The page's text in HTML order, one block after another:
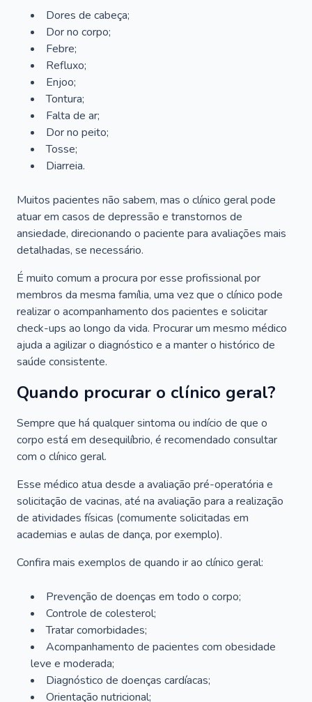
Dores de cabeça;
Dor no corpo;
Febre;
Refluxo;
Enjoo;
Tontura;
Falta de ar;
Dor no peito;
Tosse;
Diarreia.
Muitos pacientes não sabem, mas o clínico geral pode
atuar em casos de depressão e transtornos de
ansiedade, direcionando o paciente para avaliações mais
detalhadas, se necessário.
É muito comum a procura por esse profissional por
membros da mesma família, uma vez que o clínico pode
realizar o acompanhamento dos pacientes e solicitar
check-ups ao longo da vida. Procurar um mesmo médico
ajuda a agilizar o diagnóstico e a manter o histórico de
saúde consistente.
Quando procurar o clínico geral?
Sempre que há qualquer sintoma ou indício de que o
corpo está em desequilíbrio, é recomendado consultar
com o clínico geral.
Esse médico atua desde a avaliação pré-operatória e
solicitação de vacinas, até na avaliação para a realização
de atividades físicas (comumente solicitadas em
academias e aulas de dança, por exemplo).
Confira mais exemplos de quando ir ao clínico geral:
Prevenção de doenças em todo o corpo;
Controle de colesterol;
Tratar comorbidades;
Acompanhamento de pacientes com obesidade
leve e moderada;
Diagnóstico de doenças cardíacas;
Orientação nutricional;